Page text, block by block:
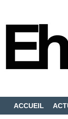
ACCUEIL